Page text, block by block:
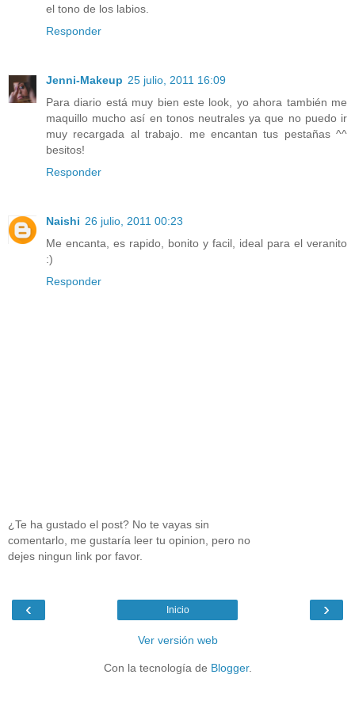
el tono de los labios.
Responder
Jenni-Makeup 25 julio, 2011 16:09
Para diario está muy bien este look, yo ahora también me
maquillo mucho así en tonos neutrales ya que no puedo ir
muy recargada al trabajo. me encantan tus pestañas ^^
besitos!
Responder
Naishi 26 julio, 2011 00:23
Me encanta, es rapido, bonito y facil, ideal para el veranito
:)
Responder
¿Te ha gustado el post? No te vayas sin
comentarlo, me gustaría leer tu opinion, pero no
dejes ningun link por favor.
‹ ›
Inicio
Ver versión web
Con la tecnología de Blogger.